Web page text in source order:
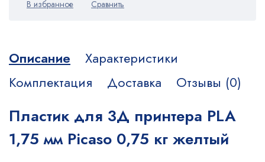
Описание
Характеристики
Комплектация
Доставка Отзывы (0)
Пластик для 3Д принтера PLA
1,75 мм Picaso 0,75 кг желтый